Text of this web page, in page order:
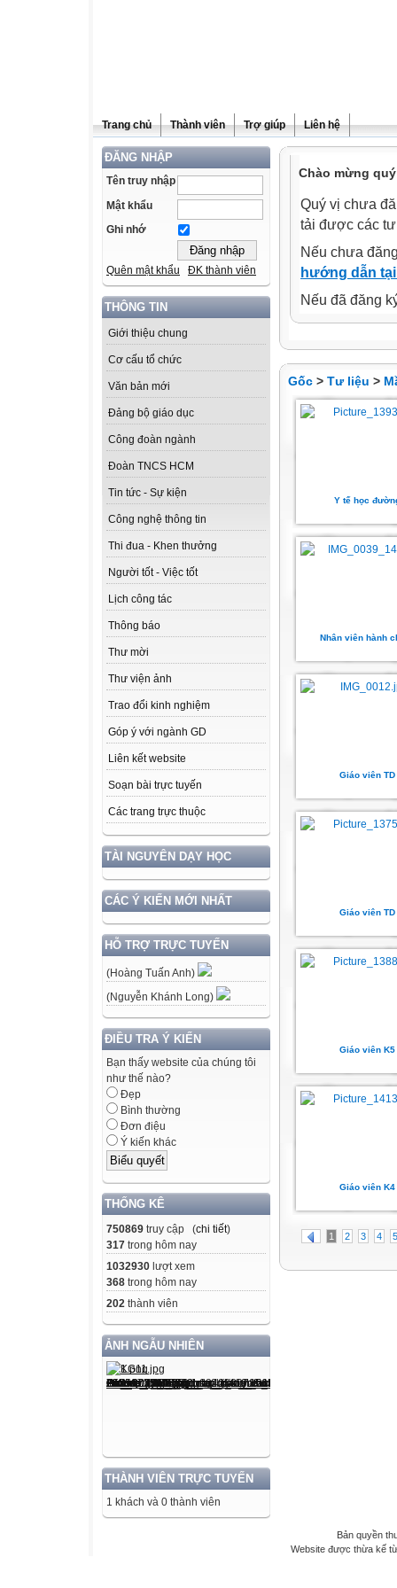
Trang chủ Thành viên Trợ giúp Liên hệ
ĐĂNG NHẬP
Tên truy nhập
Mật khẩu
Ghi nhớ
Quên mật khẩu ĐK thành viên
THÔNG TIN
Giới thiệu chung
Cơ cấu tổ chức
Văn bản mới
Đảng bộ giáo dục
Công đoàn ngành
Đoàn TNCS HCM
Tin tức - Sự kiện
Công nghệ thông tin
Thi đua - Khen thưởng
Người tốt - Việc tốt
Lịch công tác
Thông báo
Thư mời
Thư viện ảnh
Trao đổi kinh nghiệm
Góp ý với ngành GD
Liên kết website
Soạn bài trực tuyến
Các trang trực thuộc
TÀI NGUYÊN DẠY HỌC
CÁC Ý KIẾN MỚI NHẤT
HỖ TRỢ TRỰC TUYẾN
(Hoàng Tuấn Anh)
(Nguyễn Khánh Long)
ĐIỀU TRA Ý KIẾN
Bạn thấy website của chúng tôi
như thế nào?
Đẹp
Bình thường
Đơn điệu
Ý kiến khác
THỐNG KÊ
750869 truy cập (chi tiết)
317 trong hôm nay
1032930 lượt xem
368 trong hôm nay
202 thành viên
ẢNH NGẪU NHIÊN
THÀNH VIÊN TRỰC TUYẾN
1 khách và 0 thành viên
Chào mừng
Quý vị chưa
tải được các
Nếu chưa
hướng dẫn
Nếu đã đăng
Gốc > Tư liệu >
Y tế học
Nhân viên hành
Giáo viên TD
Giáo viên TD
Giáo viên K5
Giáo viên K4
1 2 3 4 5
Bản quyền
Website được thừa kế